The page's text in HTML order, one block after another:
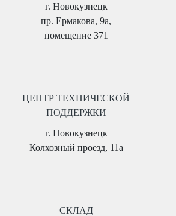
г. Новокузнецк
пр. Ермакова, 9а,
помещение 371
ЦЕНТР ТЕХНИЧЕСКОЙ
ПОДДЕРЖКИ
г. Новокузнецк
Колхозный проезд, 11а
СКЛАД